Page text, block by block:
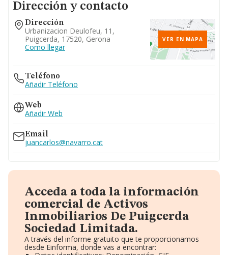
Dirección y contacto
Dirección
Urbanizacion Deulofeu, 11,
Puigcerda, 17520, Gerona
Como llegar
VER EN MAPA
Teléfono
Añadir Teléfono
Web
Añadir Web
Email
juancarlos@navarro.cat
Acceda a toda la información
comercial de Activos
Inmobiliarios De Puigcerda
Sociedad Limitada.
A través del informe gratuito que te proporcionamos
desde Einforma, donde vas a encontrar: